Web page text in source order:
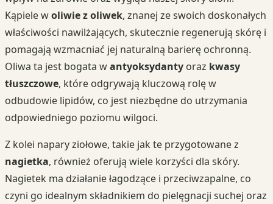
Kąpiele woliwie z oliwek, znanej ze swoich doskonałych
właściwości nawilżających, skutecznie regenerują skórę i
pomagają wzmacniać jej naturalną barierę ochronną.
Oliwa ta jest bogata wantyoksydanty oraz kwasy
tłuszczowe, które odgrywają kluczową rolę w
odbudowie lipidów, co jest niezbędne do utrzymania
odpowiedniego poziomu wilgoci.
Z kolei napary ziołowe, takie jak te przygotowane z
nagietka, również oferują wiele korzyści dla skóry.
Nagietek ma działanie łagodzące i przeciwzapalne, co
czyni go idealnym składnikiem do pielęgnacji suchej oraz